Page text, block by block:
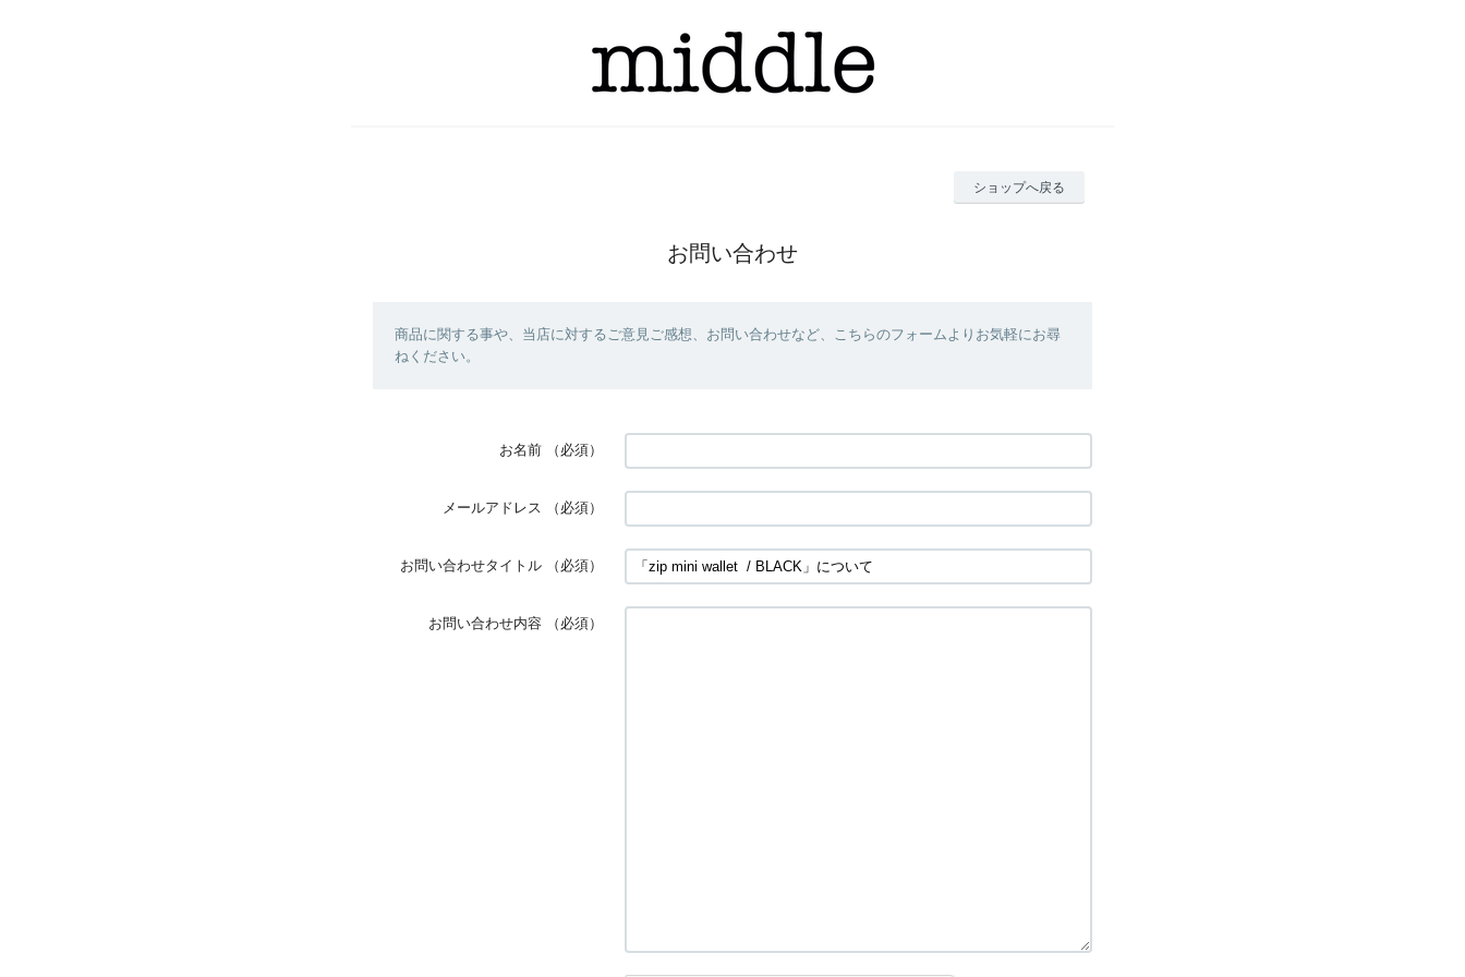
ショップへ戻る
お問い合わせ
商品に関する事や、当店に対するご意見ご感想、お問い合わせなど、こちらのフォームよりお気軽にお尋
ねください。
お名前 （必須）
メールアドレス （必須）
お問い合わせタイトル （必須）
お問い合わせ内容 （必須）